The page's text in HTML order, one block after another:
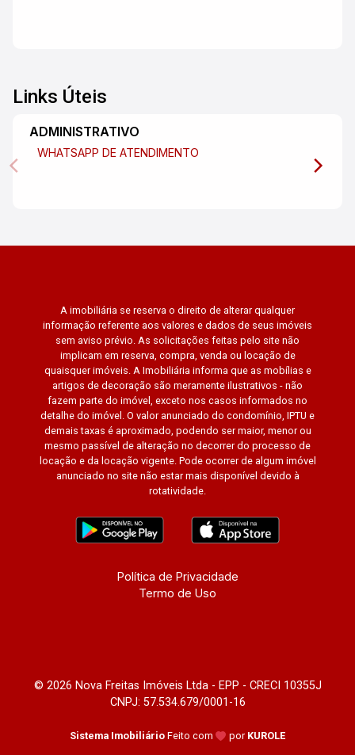
Links Úteis
ADMINISTRATIVO
WHATSAPP DE ATENDIMENTO
A imobiliária se reserva o direito de alterar qualquer
informação referente aos valores e dados de seus imóveis
sem aviso prévio. As solicitações feitas pelo site não
implicam em reserva, compra, venda ou locação de
quaisquer imóveis. A Imobiliária informa que as mobílias e
artigos de decoração são meramente ilustrativos - não
fazem parte do imóvel, exceto nos casos informados no
detalhe do imóvel. O valor anunciado do condomínio, IPTU e
demais taxas é aproximado, podendo ser maior, menor ou
mesmo passível de alteração no decorrer do processo de
locação e da locação vigente. Pode ocorrer de algum imóvel
anunciado no site não estar mais disponível devido à
rotatividade.
Política de Privacidade
Termo de Uso
© 2026 Nova Freitas Imóveis Ltda - EPP - CRECI 10355J
CNPJ: 57.534.679/0001-16
Sistema Imobiliário Feito com por KUROLE